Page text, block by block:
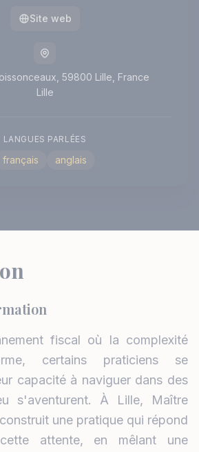
Site web
59800 Lille, France
Lille
LANGUES PARLÉES
français anglais
fiscal où la complexité
certains praticiens se
capacité à naviguer dans des
s'aventurent. À Lille, Maître
une pratique qui répond
attente, en mêlant une